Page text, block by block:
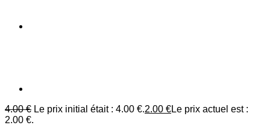
4.00€ Le prix initial était : 4.00 €.2.00 €Le prix actuel est :
2.00 €.